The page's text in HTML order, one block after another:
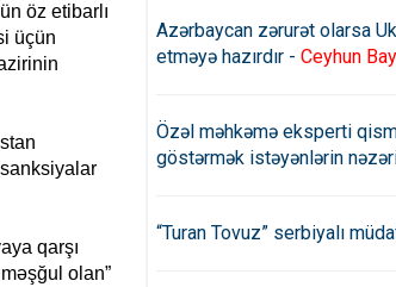
öz etibarlı
üçün
qarşı
olan”
Azərbaycan zərurət olarsa
etməyə hazırdır - Ceyhun
Özəl məhkəmə eksperti
göstərmək istəyənlərin
“Turan Tovuz” serbiyalı